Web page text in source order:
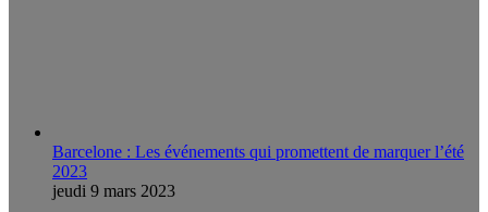
Barcelone : Les événements qui promettent de marquer l’été
2023
jeudi 9 mars 2023